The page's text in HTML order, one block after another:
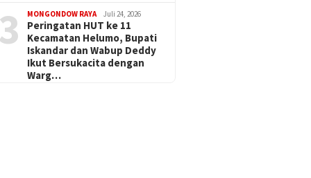
MONGONDOW RAYA Juli 24, 2026
Peringatan HUT ke 11
Kecamatan Helumo, Bupati
Iskandar dan Wabup Deddy
Ikut Bersukacita dengan
Warg…